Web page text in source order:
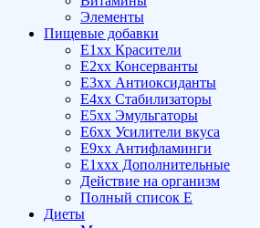
Элементы
Пищевые добавки
E1xx Красители
E2xx Консерванты
E3xx Антиоксиданты
E4xx Стабилизаторы
E5xx Эмульгаторы
E6xx Усилители вкуса
E9xx Антифламинги
E1xxx Дополнительные
Действие на организм
Полный список E
Диеты